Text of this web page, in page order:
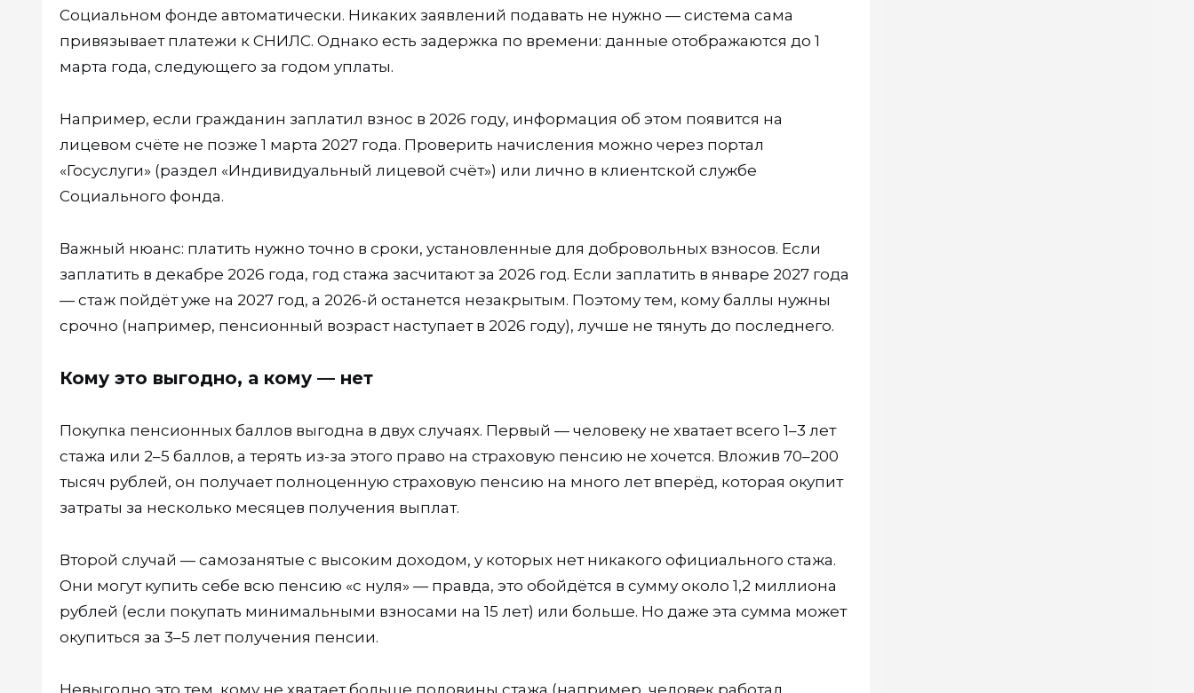
Социальном фонде автоматически. Никаких заявлений подавать не нужно — система сама
привязывает платежи к СНИЛС. Однако есть задержка по времени: данные отображаются до 1
марта года, следующего за годом уплаты.
Например, если гражданин заплатил взнос в 2026 году, информация об этом появится на
лицевом счёте не позже 1 марта 2027 года. Проверить начисления можно через портал
«Госуслуги» (раздел «Индивидуальный лицевой счёт») или лично в клиентской службе
Социального фонда.
Важный нюанс: платить нужно точно в сроки, установленные для добровольных взносов. Если
заплатить в декабре 2026 года, год стажа засчитают за 2026 год. Если заплатить в январе 2027 года
— стаж пойдёт уже на 2027 год, а 2026-й останется незакрытым. Поэтому тем, кому баллы нужны
срочно (например, пенсионный возраст наступает в 2026 году), лучше не тянуть до последнего.
Кому это выгодно, а кому — нет
Покупка пенсионных баллов выгодна в двух случаях. Первый — человеку не хватает всего 1–3 лет
стажа или 2–5 баллов, а терять из-за этого право на страховую пенсию не хочется. Вложив 70–200
тысяч рублей, он получает полноценную страховую пенсию на много лет вперёд, которая окупит
затраты за несколько месяцев получения выплат.
Второй случай — самозанятые с высоким доходом, у которых нет никакого официального стажа.
Они могут купить себе всю пенсию «с нуля» — правда, это обойдётся в сумму около 1,2 миллиона
рублей (если покупать минимальными взносами на 15 лет) или больше. Но даже эта сумма может
окупиться за 3–5 лет получения пенсии.